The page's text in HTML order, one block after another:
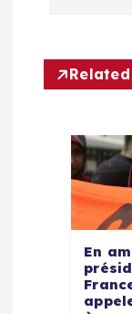
d
En